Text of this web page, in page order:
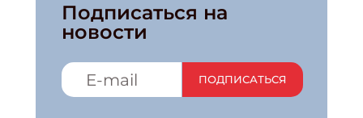
Подписаться на
новости
ПОДПИСАТЬСЯ